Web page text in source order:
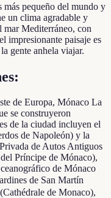
pequeño del mundo y
un clima agradable y
mar Mediterráneo, con
impresionante paisaje es
gente anhela viajar.
de Europa, Mónaco La
se construyeron
de la ciudad incluyen el
de Napoleón) y la
de Autos Antiguos
Príncipe de Mónaco),
de Mónaco
de San Martín
de Monaco),